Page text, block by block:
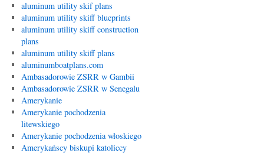
aluminum utility skif plans
aluminum utility skiff blueprints
aluminum utility skiff construction
plans
aluminum utility skiff plans
aluminumboatplans.com
Ambasadorowie ZSRR w Gambii
Ambasadorowie ZSRR w Senegalu
Amerykanie
Amerykanie pochodzenia
litewskiego
Amerykanie pochodzenia włoskiego
Amerykańscy biskupi katoliccy